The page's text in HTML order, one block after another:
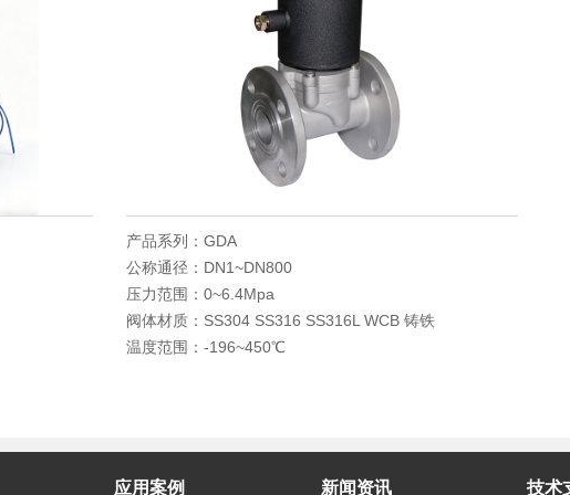
产品系列：GDA
公称通径：DN1~DN800
压力范围：0~6.4Mpa
阀体材质：SS304 SS316 SS316L WCB 铸铁
温度范围：-196~450℃
应用案例 新闻资讯 技术